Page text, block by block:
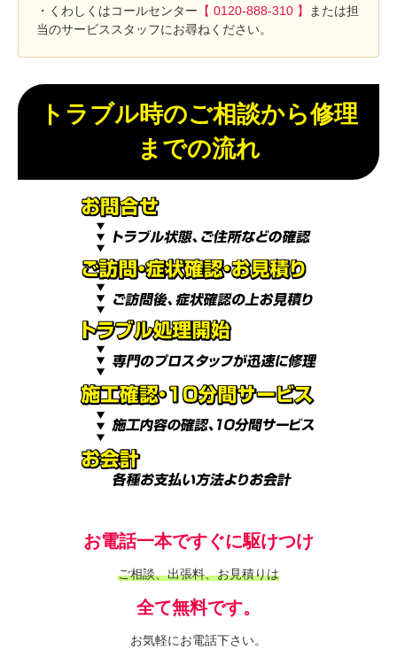
・くわしくはコールセンター 【 0120-888-310 】
または担
当のサービススタッフにお尋ねください。
トラブル時のご相談から修理
までの流れ
お電話一本ですぐに駆けつけ
ご相談、出張料、お見積りは
全て無料です。
お気軽にお電話下さい。